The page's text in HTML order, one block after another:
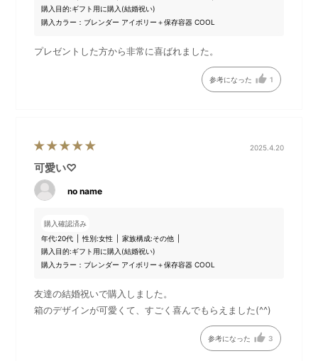
レンダーカップは電子レンジ
対応。下ごしらえからそのま
ま加熱調理も。
チョッパー(刻む・砕く)、ホイ
チョッパーボトルの底のすべ
り止めは、上にかぶせるとフ
ブレンダースティックはお鍋
やボウルに直接入れて使用で
ーやテフロン等の表面コーテ
ィング加工された鍋やボウル
等ではご使用できません。必
ず、お持ちのお鍋やボウルの
購入目的:ギフト用に購入(結婚祝い)
購入カラー：ブレンダー アイボリー＋保存容器 COOL
プレゼントした方から非常に喜ばれました。
参考になった 1
2025.4.20
可愛い♡
no name
購入確認済み
年代:20代 性別:女性 家族構成:その他
購入目的:ギフト用に購入(結婚祝い)
購入カラー：ブレンダー アイボリー＋保存容器 COOL
友達の結婚祝いで購入しました。
箱のデザインが可愛くて、すごく喜んでもらえました(^^)
参考になった 3